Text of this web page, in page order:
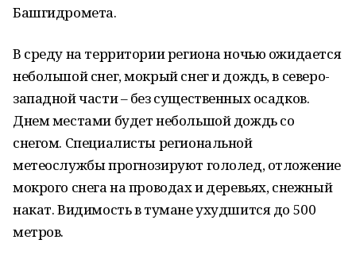
Башгидромета.
В среду на территории региона ночью ожидается
небольшой снег, мокрый снег и дождь, в северо-
западной части – без существенных осадков.
Днем местами будет небольшой дождь со
снегом. Специалисты региональной
метеослужбы прогнозируют гололед, отложение
мокрого снега на проводах и деревьях, снежный
накат. Видимость в тумане ухудшится до 500
метров.